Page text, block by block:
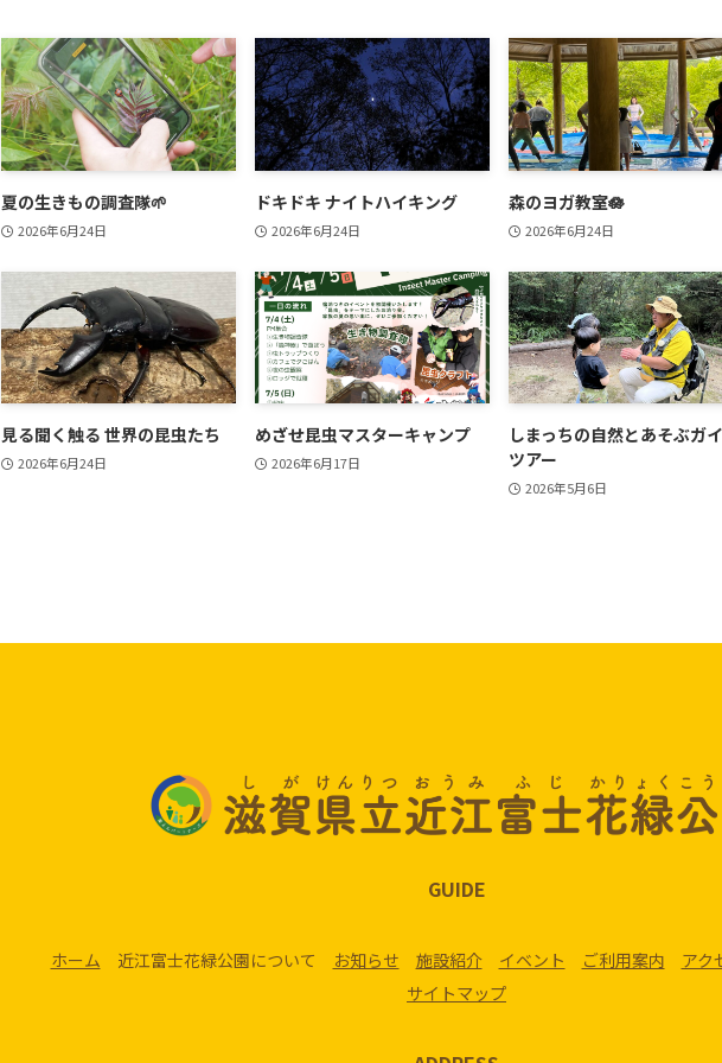
夏の生きもの調査隊🌱
2026年6月24日
ドキドキ ナイトハイキング
2026年6月24日
森のヨガ教室🪷
2026年6月24日
見る聞く触る 世界の昆虫たち
2026年6月24日
めざせ昆虫マスターキャンプ
2026年6月17日
しまっちの自然とあそぶガ
ツアー
2026年5月6日
GUIDE
ホーム 近江富士花緑公園について お知らせ 施設紹介 イベント ご利用案内 アク
サイトマップ